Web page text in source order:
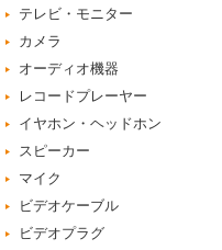
テレビ・モニター
カメラ
オーディオ機器
レコードプレーヤー
イヤホン・ヘッドホン
スピーカー
マイク
ビデオケーブル
ビデオプラグ